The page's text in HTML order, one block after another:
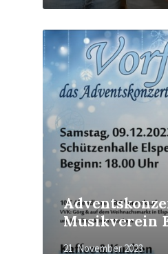
Musikverein
21. November 2023
Mehr
erfahren